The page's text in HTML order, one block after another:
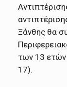
Ξάνθης θα
των 13
17).